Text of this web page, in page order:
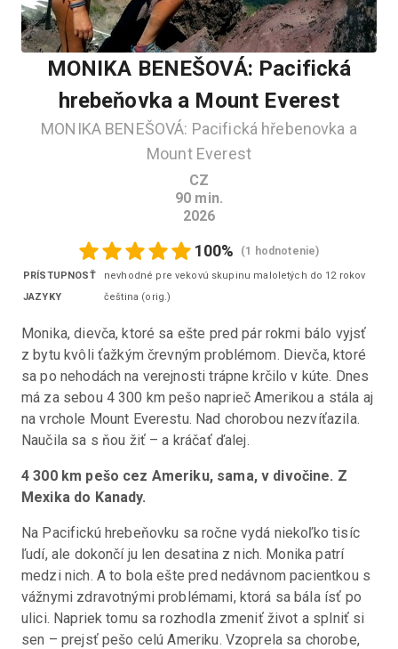
MONIKA BENEŠOVÁ: Pacifická
hrebeňovka a Mount Everest
MONIKA BENEŠOVÁ: Pacifická hřebenovka a
Mount Everest
CZ
90 min.
2026
100% (1 hodnotenie)
PRÍSTUPNOSŤ
nevhodné pre vekovú skupinu maloletých do 12 rokov
JAZYKY
čeština (orig.)
Monika, dievča, ktoré sa ešte pred pár rokmi bálo vyjsť
z bytu kvôli ťažkým črevným problémom. Dievča, ktoré
sa po nehodách na verejnosti trápne krčilo v kúte. Dnes
má za sebou 4 300 km pešo naprieč Amerikou a stála aj
na vrchole Mount Everestu. Nad chorobou nezvíťazila.
Naučila sa s ňou žiť – a kráčať ďalej.
4 300 km pešo cez Ameriku, sama, v divočine. Z
Mexika do Kanady.
Na Pacifickú hrebeňovku sa ročne vydá niekoľko tisíc
ľudí, ale dokončí ju len desatina z nich. Monika patrí
medzi nich. A to bola ešte pred nedávnom pacientkou s
vážnymi zdravotnými problémami, ktorá sa bála ísť po
ulici. Napriek tomu sa rozhodla zmeniť život a splniť si
sen – prejsť pešo celú Ameriku. Vzoprela sa chorobe,